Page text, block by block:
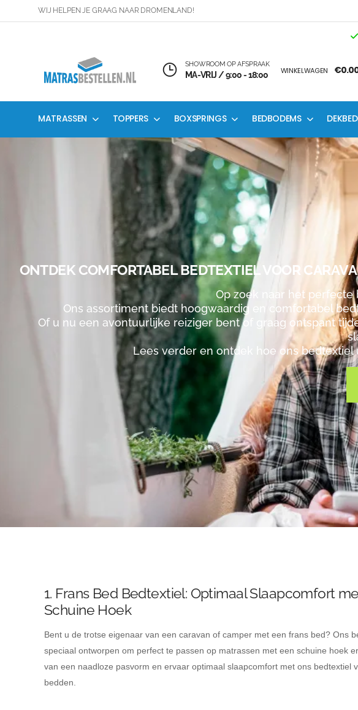
WIJ HELPEN JE GRAAG NAAR DROMENLAND!
4
SHOWROOM OP AFSPRAAK
MA-VRIJ / 9:00 - 18:00 WINKELWAGEN
MATRASSEN TOPPERS BOXSPRINGS BEDBODEMS
ONTDEK COMFORTABEL BEDTEXTIEL VOOR
Op zoek naar het
Ons assortiment biedt hoogwaardig en comfortabel
Of u nu een avontuurlijke reiziger bent of graag ontspant
Lees verder en ontdek hoe ons
1. Frans Bed Bedtextiel: Optimaal Slaapcomfort
Schuine Hoek
Bent u de trotse eigenaar van een caravan of camper met een frans bed? Ons
speciaal ontworpen om perfect te passen op matrassen met een schuine hoek
van een naadloze pasvorm en ervaar optimaal slaapcomfort met ons bedtextiel
bedden.